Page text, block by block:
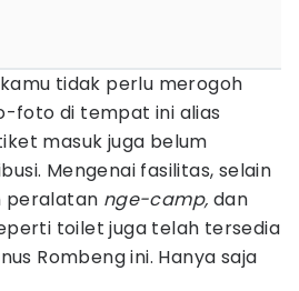
tidak perlu merogoh
foto di tempat ini alias
masuk juga belum
Mengenai fasilitas, selain
peralatan nge-camp, dan
toilet juga telah tersedia
Rombeng ini. Hanya saja